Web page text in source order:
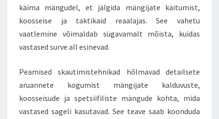
käima mängudel, et jälgida mängijate käitumist,
koosseise ja taktikaid reaalajas. See vahetu
vaatlemine võimaldab sügavamalt mõista, kuidas
vastased surve all esinevad.
Peamised skautimistehnikad hõlmavad detailsete
aruannete kogumist mängijate kalduvuste,
koosseisude ja spetsiifiliste mängude kohta, mida
vastased sageli kasutavad. See teave saab koonduda